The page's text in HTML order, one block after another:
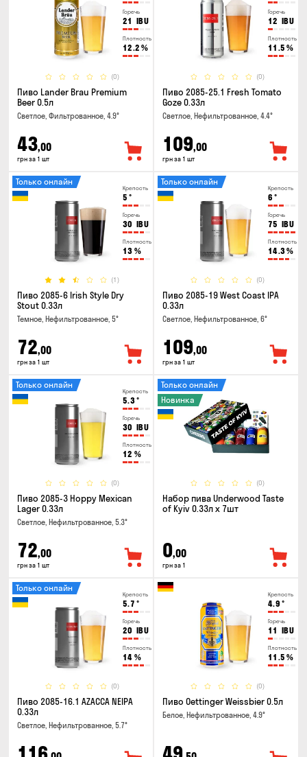
Горечь
21 IBU
Плотность
12.2 %
(0)
Пиво Lander Brau Premium
Beer 0.5л
Светлое, Фильтрованное, 4.9°
43,00
грн за 1 шт
Горечь
12 IBU
Плотность
11.5 %
(0)
Пиво 2085-25.1 Fresh Tomato
Goze 0.33л
Светлое, Нефильтрованное, 4.4°
109,00
грн за 1 шт
Крепость
5 °
Горечь
30 IBU
Плотность
13 %
(1)
Только онлайн
Пиво 2085-6 Irish Style Dry
Stout 0.33л
Темное, Нефильтрованное, 5°
72,00
грн за 1 шт
Крепость
6 °
Горечь
75 IBU
Плотность
14.3%
(0)
Только онлайн
Пиво 2085-19 West Coast IPA
0.33л
Светлое, Нефильтрованное, 6°
109,00
грн за 1 шт
Крепость
5.3°
Горечь
30 IBU
Плотность
12 %
(0)
Только онлайн
Пиво 2085-3 Hoppy Mexican
Lager 0.33л
Светлое, Нефильтрованное, 5.3°
72,00
грн за 1 шт
(0)
Только онлайн
Новинка
Набор пива Underwood Taste
of Kyiv 0.33л x 7шт
0,00
грн за 1
Крепость
5.7 °
Горечь
20 IBU
Плотность
14 %
(0)
Только онлайн
Пиво 2085-16.1 AZACCA NEIPA
0.33л
Светлое, Нефильтрованное, 5.7°
Крепость
4.9 °
Горечь
11 IBU
Плотность
11.5 %
(0)
Пиво Oettinger Weissbier 0.5л
Белое, Нефильтрованное, 4.9°